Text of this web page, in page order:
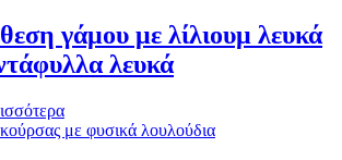
γάμου με λίλιουμ λευκά
λευκά